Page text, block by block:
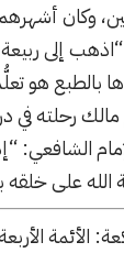
وكان
إلى
بالطبع هو
مالك رحلته
الشافعي:
على خلقه